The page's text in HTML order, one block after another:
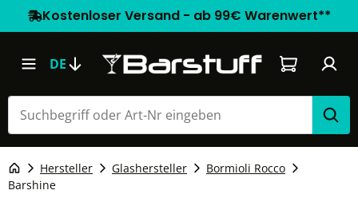
Kostenloser Versand - ab 99€ Warenwert**
DE Warenkorb
Hersteller Glashersteller
Bormioli Rocco
Barshine